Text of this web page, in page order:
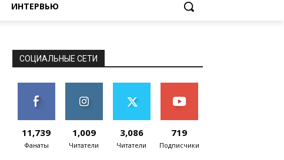
ИНТЕРВЬЮ
СОЦИАЛЬНЫЕ СЕТИ
11,739
Фанаты
1,009
Читатели
3,086
Читатели
719
Подписчики